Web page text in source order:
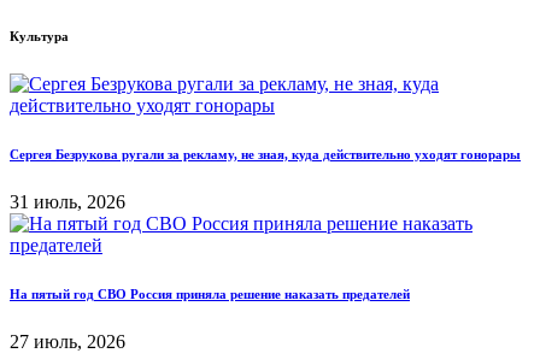
Культура
Сергея Безрукова ругали за рекламу, не зная, куда действительно уходят гонорары
31 июль, 2026
На пятый год СВО Россия приняла решение наказать предателей
27 июль, 2026